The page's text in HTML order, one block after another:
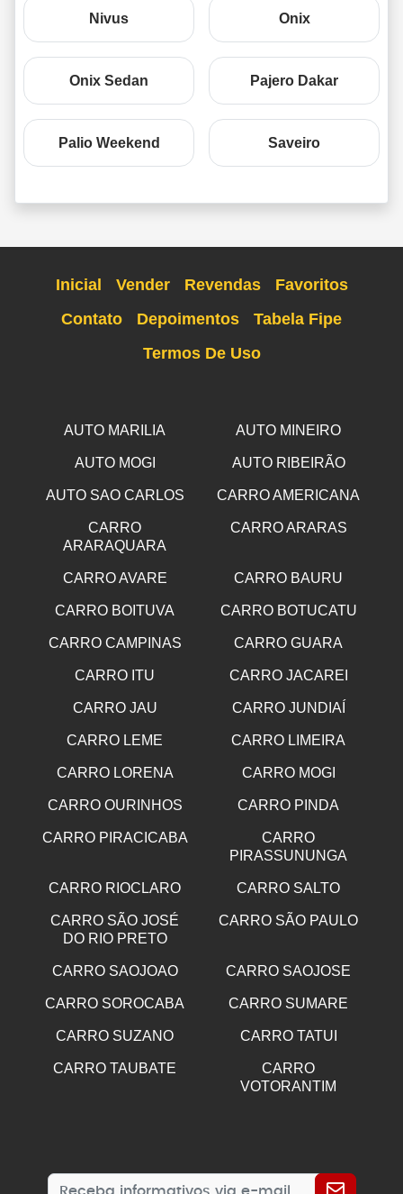
Nivus Onix
Onix Sedan Pajero Dakar
Palio Weekend Saveiro
Inicial Vender Revendas
Favoritos
Contato
Depoimentos
Tabela Fipe
Termos De Uso
AUTO MARILIA AUTO MINEIRO
AUTO MOGI AUTO RIBEIRÃO
AUTO SAO CARLOS CARRO AMERICANA
CARRO
ARARAQUARA
CARRO ARARAS
CARRO AVARE CARRO BAURU
CARRO BOITUVA CARRO BOTUCATU
CARRO CAMPINAS CARRO GUARA
CARRO ITU CARRO JACAREI
CARRO JAU CARRO JUNDIAÍ
CARRO LEME CARRO LIMEIRA
CARRO LORENA CARRO MOGI
CARRO OURINHOS CARRO PINDA
CARRO PIRACICABA
CARRO
PIRASSUNUNGA
CARRO RIOCLARO CARRO SALTO
CARRO SÃO JOSÉ
DO RIO PRETO
CARRO SÃO PAULO
CARRO SAOJOAO CARRO SAOJOSE
CARRO SOROCABA CARRO SUMARE
CARRO SUZANO CARRO TATUI
CARRO TAUBATE
CARRO
VOTORANTIM